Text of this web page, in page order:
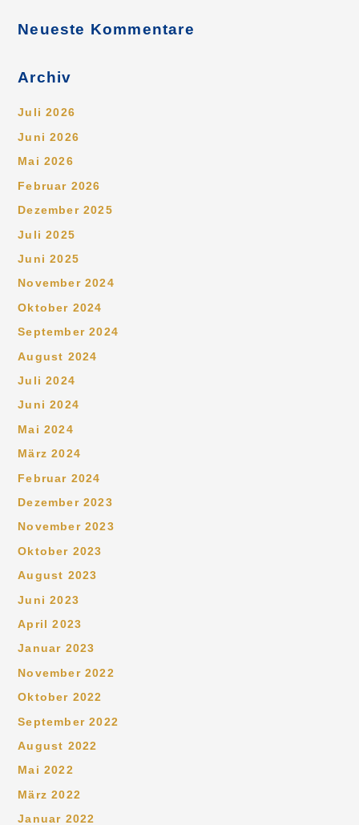
Neueste Kommentare
Archiv
Juli 2026
Juni 2026
Mai 2026
Februar 2026
Dezember 2025
Juli 2025
Juni 2025
November 2024
Oktober 2024
September 2024
August 2024
Juli 2024
Juni 2024
Mai 2024
März 2024
Februar 2024
Dezember 2023
November 2023
Oktober 2023
August 2023
Juni 2023
April 2023
Januar 2023
November 2022
Oktober 2022
September 2022
August 2022
Mai 2022
März 2022
Januar 2022